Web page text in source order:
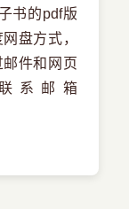
书的pdf版
盘方式，
件和网页
系邮箱